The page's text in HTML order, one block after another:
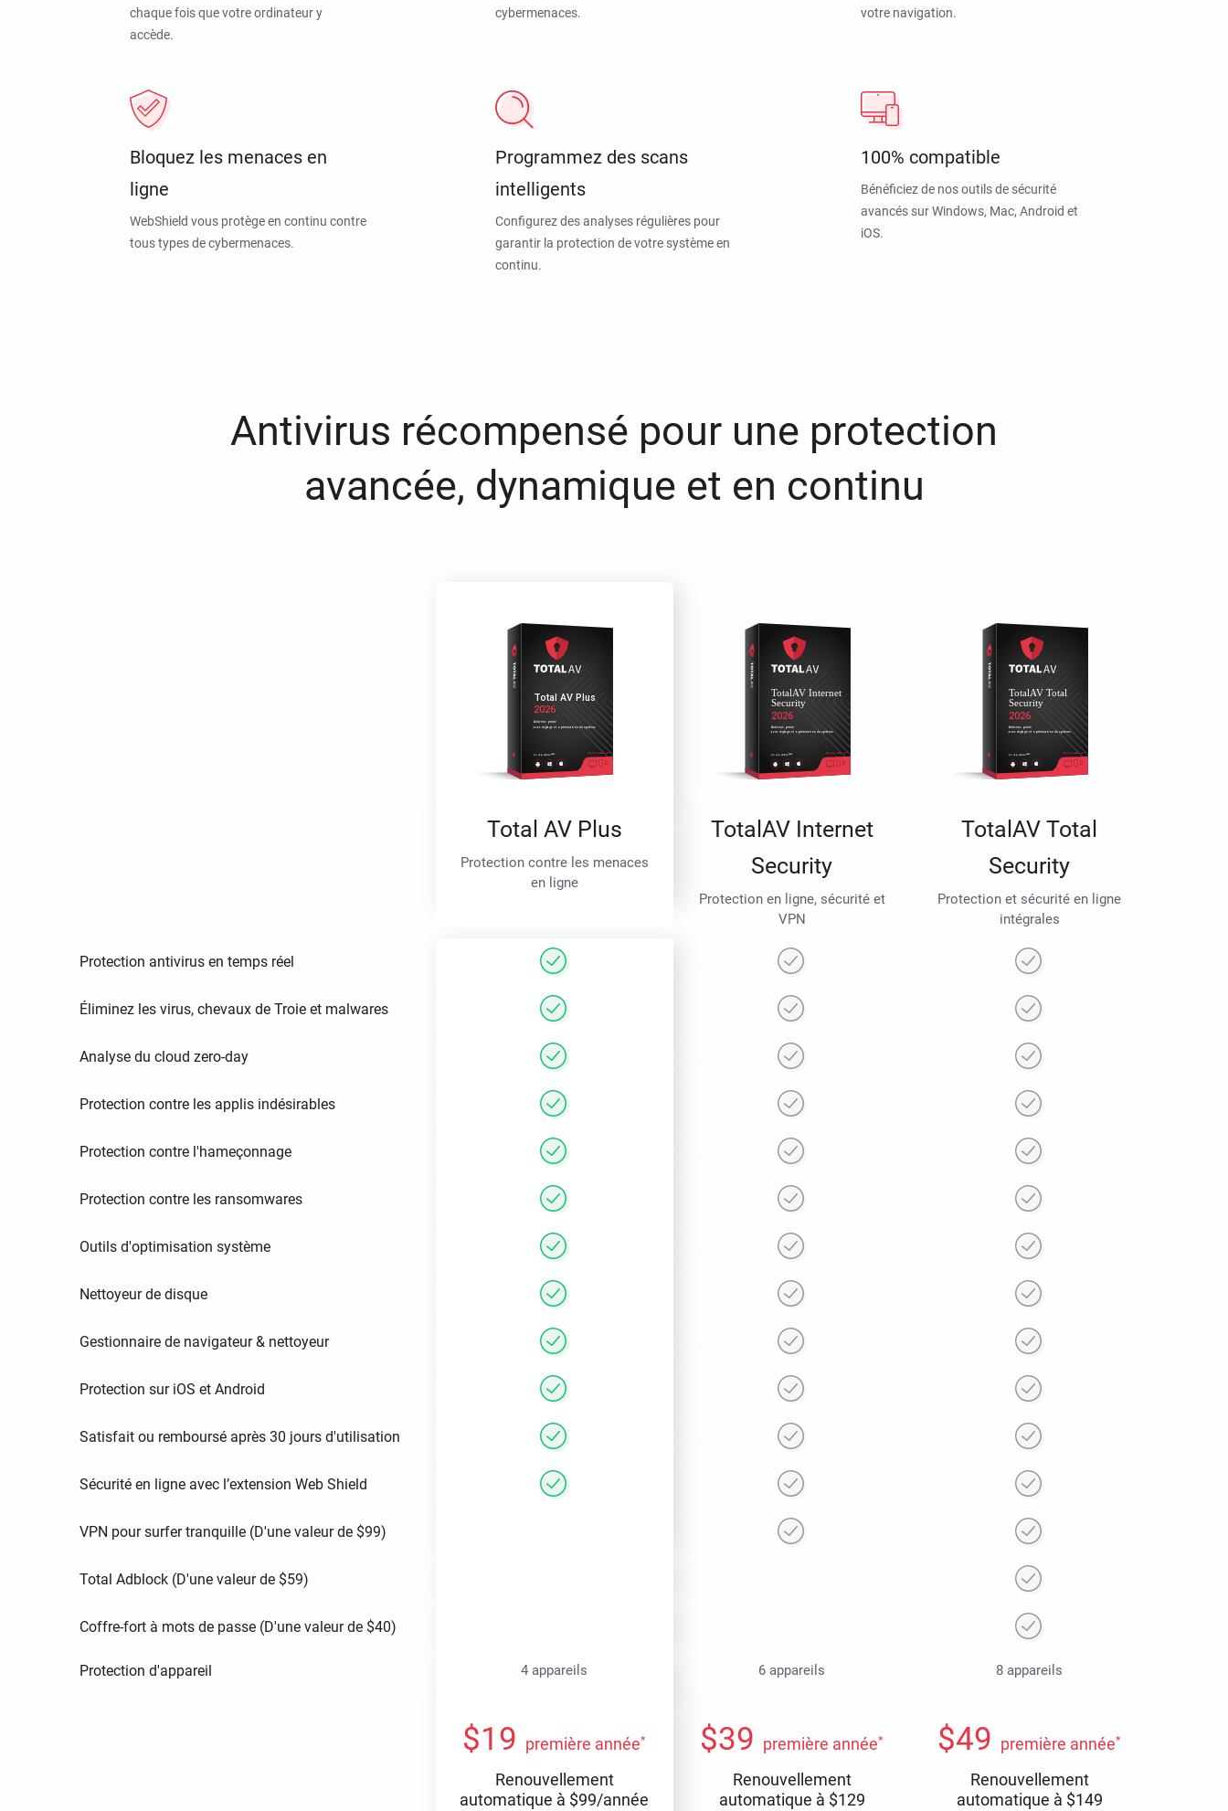
chaque fois que votre ordinateur y
accède.
cybermenaces.
votre navigation.
Bloquez les menaces en
ligne
WebShield vous protège en continu contre
tous types de cybermenaces.
Programmez des scans
intelligents
Configurez des analyses régulières pour
garantir la protection de votre système en
continu.
100% compatible
Bénéficiez de nos outils de sécurité
avancés sur Windows, Mac, Android et
iOS.
Antivirus récompensé pour une protection
avancée, dynamique et en continu
Total AV Plus
Protection contre les menaces
en ligne
TotalAV Internet
Security
Protection en ligne, sécurité et
VPN
TotalAV Total
Security
Protection et sécurité en ligne
intégrales
Protection antivirus en temps réel
Éliminez les virus, chevaux de Troie et malwares
Analyse du cloud zero-day
Protection contre les applis indésirables
Protection contre l'hameçonnage
Protection contre les ransomwares
Outils d'optimisation système
Nettoyeur de disque
Gestionnaire de navigateur & nettoyeur
Protection sur iOS et Android
Satisfait ou remboursé après 30 jours d'utilisation
Sécurité en ligne avec l’extension Web Shield
VPN pour surfer tranquille (D'une valeur de $99)
Total Adblock (D'une valeur de $59)
Coffre-fort à mots de passe (D'une valeur de $40)
Protection d'appareil 4 appareils 6 appareils 8 appareils
$19 première année*
Renouvellement
automatique à $99/année
$39 première année*
Renouvellement
automatique à $129
$49 première année*
Renouvellement
automatique à $149